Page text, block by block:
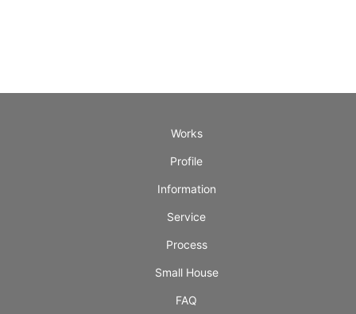
Works
Profile
Information
Service
Process
Small House
FAQ